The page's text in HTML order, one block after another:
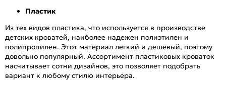
Пластик
Из тех видов пластика, что используется в производстве
детских кроватей, наиболее надежен полиэтилен и
полипропилен. Этот материал легкий и дешевый, поэтому
довольно популярный. Ассортимент пластиковых кроваток
насчитывает сотни дизайнов, это позволяет подобрать
вариант к любому стилю интерьера.